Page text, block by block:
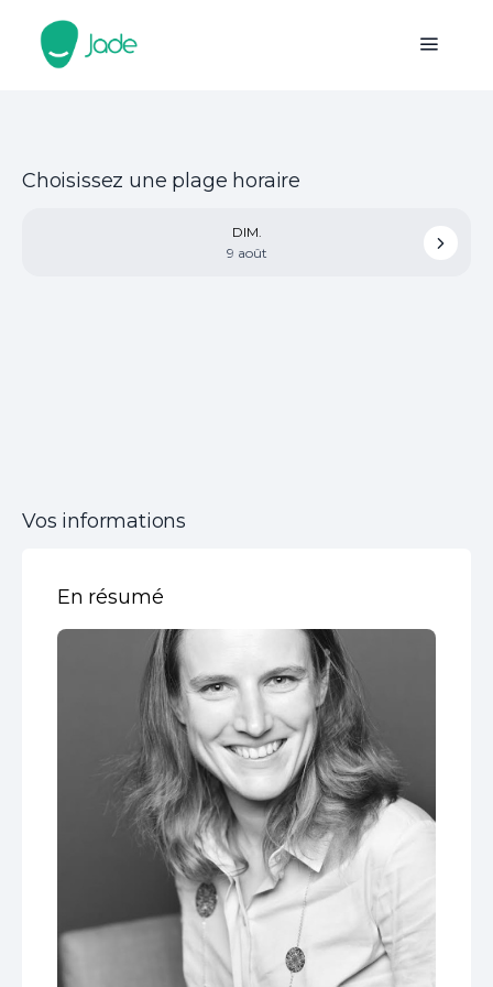
Choisissez une plage horaire
DIM.
9 août
Vos informations
En résumé